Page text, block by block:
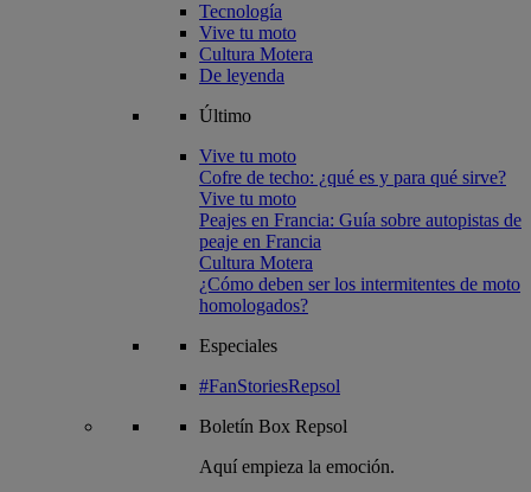
Tecnología
Vive tu moto
Cultura Motera
De leyenda
Último
Vive tu moto
Cofre de techo: ¿qué es y para qué sirve?
Vive tu moto
Peajes en Francia: Guía sobre autopistas de
peaje en Francia
Cultura Motera
¿Cómo deben ser los intermitentes de moto
homologados?
Especiales
#FanStoriesRepsol
Boletín Box Repsol
Aquí empieza la emoción.